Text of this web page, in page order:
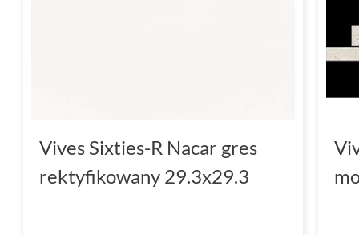
Vives Sixties-R Nacar gres
rektyfikowany 29.3x29.3